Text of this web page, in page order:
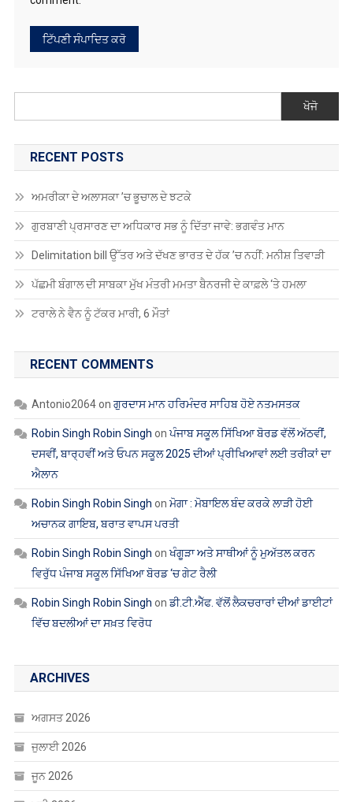
ਖੋਜੋ
RECENT POSTS
ਗੁਰਬਾਣੀ ਪ੍ਰਸਾਰਣ ਦਾ ਅਧਿਕਾਰ ਸਭ ਨੂੰ ਦਿੱਤਾ ਜਾਵੇ: ਭਗਵੰਤ ਮਾਨ
Delimitation bill ਉੱਤਰ ਅਤੇ ਦੱਖਣ ਭਾਰਤ ਦੇ ਹੱਕ ’ਚ ਨਹੀਂ: ਮਨੀਸ਼ ਤਿਵਾੜੀ
ਪੱਛਮੀ ਬੰਗਾਲ ਦੀ ਸਾਬਕਾ ਮੁੱਖ ਮੰਤਰੀ ਮਮਤਾ ਬੈਨਰਜੀ ਦੇ ਕਾਫ਼ਲੇ ‘ਤੇ ਹਮਲਾ
ਟਰਾਲੇ ਨੇ ਵੈਨ ਨੂੰ ਟੱਕਰ ਮਾਰੀ, 6 ਮੌਤਾਂ
RECENT COMMENTS
Robin Singh Robin Singhonਪੰਜਾਬ ਸਕੂਲ ਸਿੱਖਿਆ ਬੋਰਡ ਵੱਲੋਂ ਅੱਠਵੀਂ,
ਦਸਵੀਂ, ਬਾਰ੍ਹਵੀਂ ਅਤੇ ਓਪਨ ਸਕੂਲ 2025 ਦੀਆਂ ਪ੍ਰੀਖਿਆਵਾਂ ਲਈ ਤਰੀਕਾਂ ਦਾ
ਐਲਾਨ
Robin Singh Robin Singhonਮੋਗਾ : ਮੋਬਾਇਲ ਬੰਦ ਕਰਕੇ ਲਾੜੀ ਹੋਈ
ਅਚਾਨਕ ਗਾਇਬ, ਬਰਾਤ ਵਾਪਸ ਪਰਤੀ
Robin Singh Robin Singhonਖੰਗੂੜਾ ਅਤੇ ਸਾਥੀਆਂ ਨੂੰ ਮੁਅੱਤਲ ਕਰਨ
ਵਿਰੁੱਧ ਪੰਜਾਬ ਸਕੂਲ ਸਿੱਖਿਆ ਬੋਰਡ ‘ਚ ਗੇਟ ਰੈਲੀ
Robin Singh Robin Singhonਡੀ.ਟੀ.ਐੱਫ. ਵੱਲੋਂ ਲੈਕਚਰਾਰਾਂ ਦੀਆਂ ਡਾਈਟਾਂ
ਵਿੱਚ ਬਦਲੀਆਂ ਦਾ ਸਖ਼ਤ ਵਿਰੋਧ
ARCHIVES
ਜੁਲਾਈ 2026
ਜੂਨ 2026
ਮਈ 2026